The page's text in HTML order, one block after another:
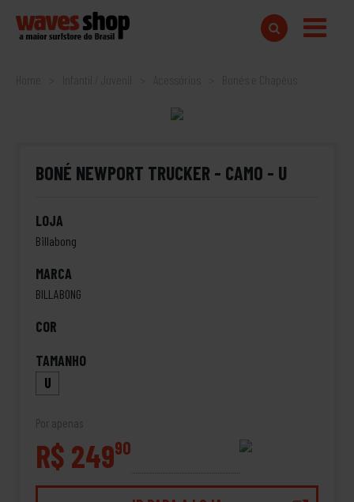
Home
BONÉ NEWPORT TRUCKER - CAMO - U
LOJA
Billabong
MARCA
BILLABONG
COR
TAMANHO
U
Por apenas
R$ 24990